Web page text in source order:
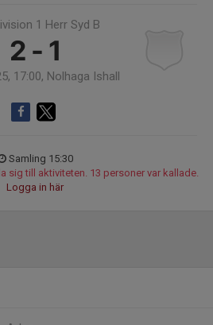
1 Herr Syd B
2 - 1
17:00, Nolhaga Ishall
Samling 15:30
sig till aktiviteten. 13 personer var kallade.
Logga in här